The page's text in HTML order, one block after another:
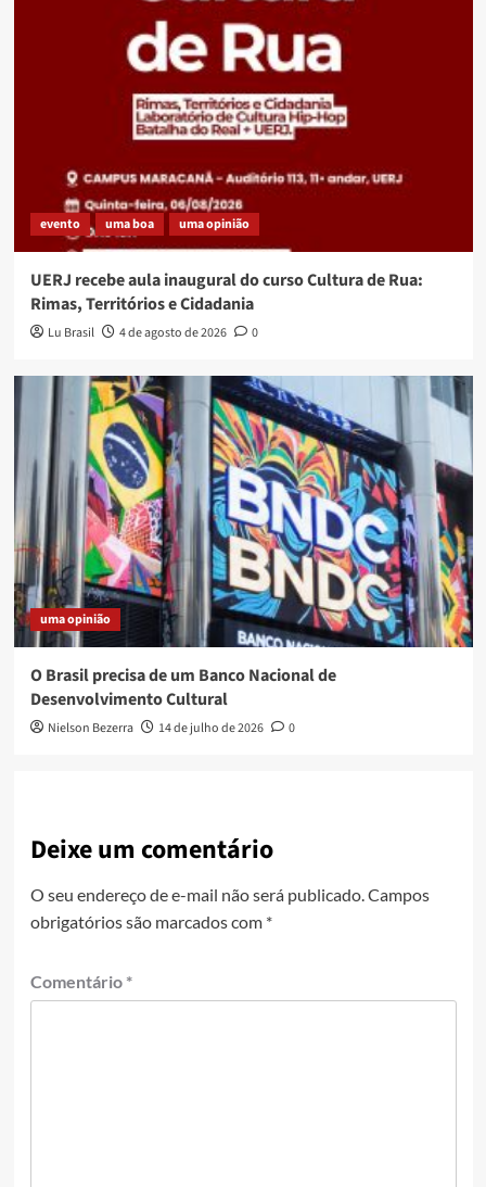
evento uma boa uma opinião
UERJ recebe aula inaugural do curso Cultura de Rua:
Rimas, Territórios e Cidadania
Lu Brasil 4 de agosto de 2026 0
uma opinião
O Brasil precisa de um Banco Nacional de
Desenvolvimento Cultural
Nielson Bezerra 14 de julho de 2026 0
Deixe um comentário
O seu endereço de e-mail não será publicado.Campos
obrigatórios são marcados com *
Comentário *